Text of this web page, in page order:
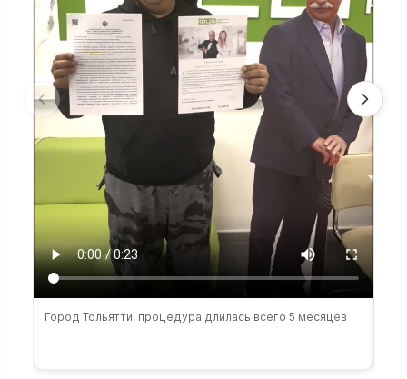
Город Тольятти, процедура длилась всего 5 месяцев